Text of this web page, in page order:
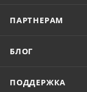
ПАРТНЕРАМ
БЛОГ
ПОДДЕРЖКА